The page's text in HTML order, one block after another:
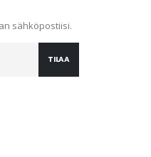
sähköpostiisi.
TILAA